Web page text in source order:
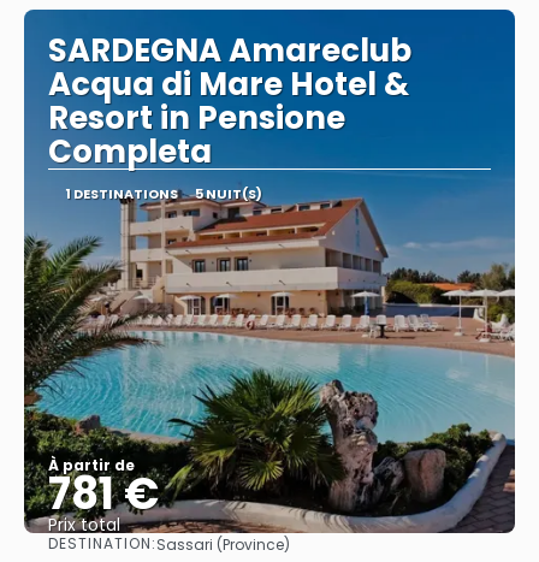
SARDEGNA Amareclub
Acqua di Mare Hotel &
Resort in Pensione
Completa
1 DESTINATIONS 5 NUIT(S)
À partir de
781 €
Prix ​​total
Afficher
DESTINATION:Sassari (Province)